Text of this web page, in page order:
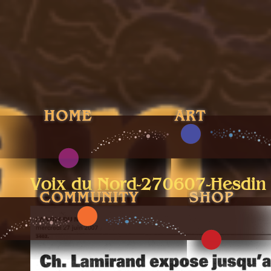
Voix du Nord-270607-Hesdin